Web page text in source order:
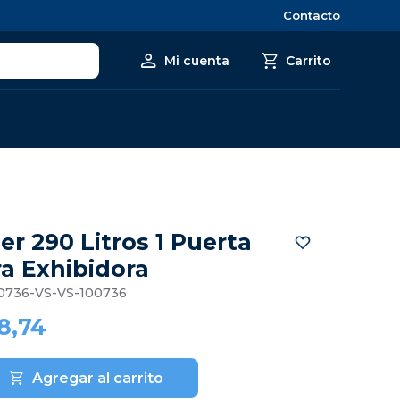
Contacto
290 Litros 1 Puerta
Exhibidora
VS-VS-100736
Agregar al carrito